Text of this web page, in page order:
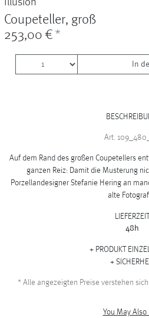
Coupeteller, groß
253,00 € *
In
Art.
Auf dem Rand des großen Coupetellers
ganzen Reiz: Damit die Musterung
Porzellandesigner Stefanie Hering an
alte
LIEFERZEIT
48h
PRODUKT
* Alle angezeigten Preise verstehen
You May Also